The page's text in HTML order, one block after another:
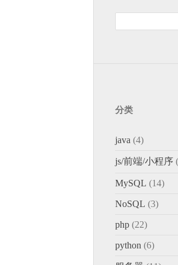
分类
java (4)
js/前端/小程序
MySQL (14)
NoSQL (3)
php (22)
python (6)